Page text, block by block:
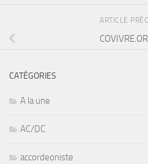
ARTICLE
CATÉGORIES
A la une
AC/DC
accordeoniste